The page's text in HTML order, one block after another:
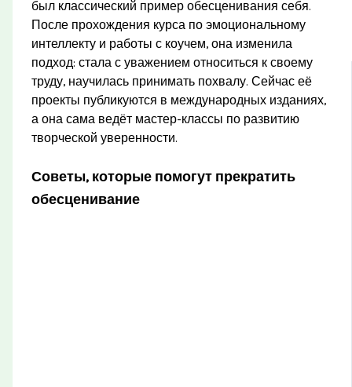
был классический пример обесценивания себя.
После прохождения курса по эмоциональному
интеллекту и работы с коучем, она изменила
подход: стала с уважением относиться к своему
труду, научилась принимать похвалу. Сейчас её
проекты публикуются в международных изданиях,
а она сама ведёт мастер-классы по развитию
творческой уверенности.
Советы, которые помогут прекратить
обесценивание